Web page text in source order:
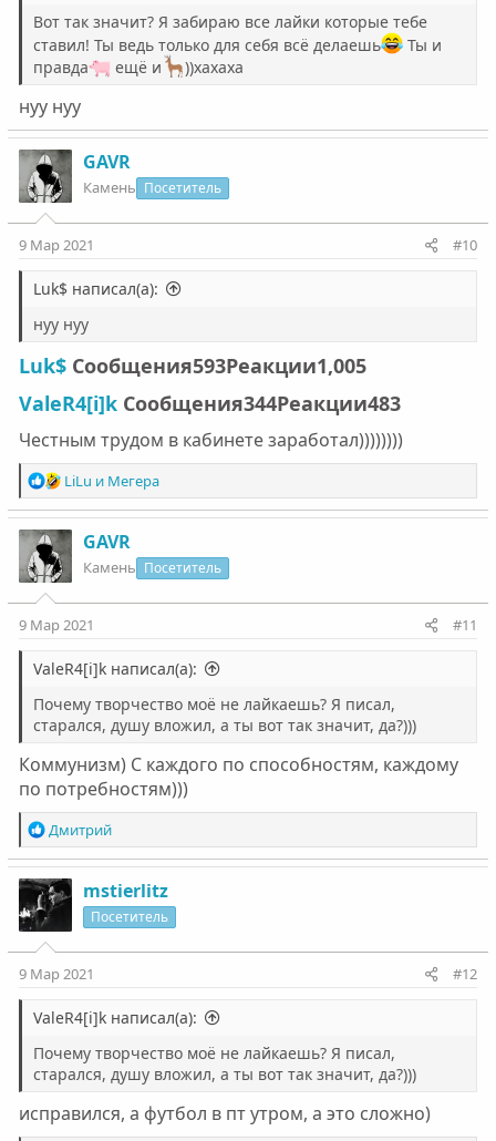
Вот так значит? Я забираю все лайки которые тебе
ставил! Ты ведь только для себя всё делаешь
Ты и
правда
ещё и ))хахаха
нуу нуу
GAVR
Камень Посетитель
9 Мар 2021 #10
Luk$ написал(а):
нуу нуу
Luk$Сообщения593Реакции1,005​
ValeR4[i]kСообщения344Реакции483​
Честным трудом в кабинете заработал))))))))
Р
е
а
к
ц
и
и
LiLu и Мегера
GAVR
Камень Посетитель
9 Мар 2021 #11
ValeR4[i]k написал(а):
Почему творчество моё не лайкаешь? Я писал,
старался, душу вложил, а ты вот так значит, да?)))
Коммунизм) С каждого по способностям, каждому
по потребностям)))
Р
е
а
к
ц
и
и
:
Дмитрий
mstierlitz
Посетитель
9 Мар 2021 #12
ValeR4[i]k написал(а):
Почему творчество моё не лайкаешь? Я писал,
старался, душу вложил, а ты вот так значит, да?)))
исправился, а футбол в пт утром, а это сложно)